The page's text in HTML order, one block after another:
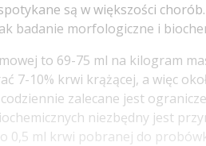
są w większości
badanie morfologiczne i
to 69-75 ml na kilogram
7-10% krwi krążącej, a więc
zalecane jest
niezbędny jest
0,5 ml krwi pobranej do